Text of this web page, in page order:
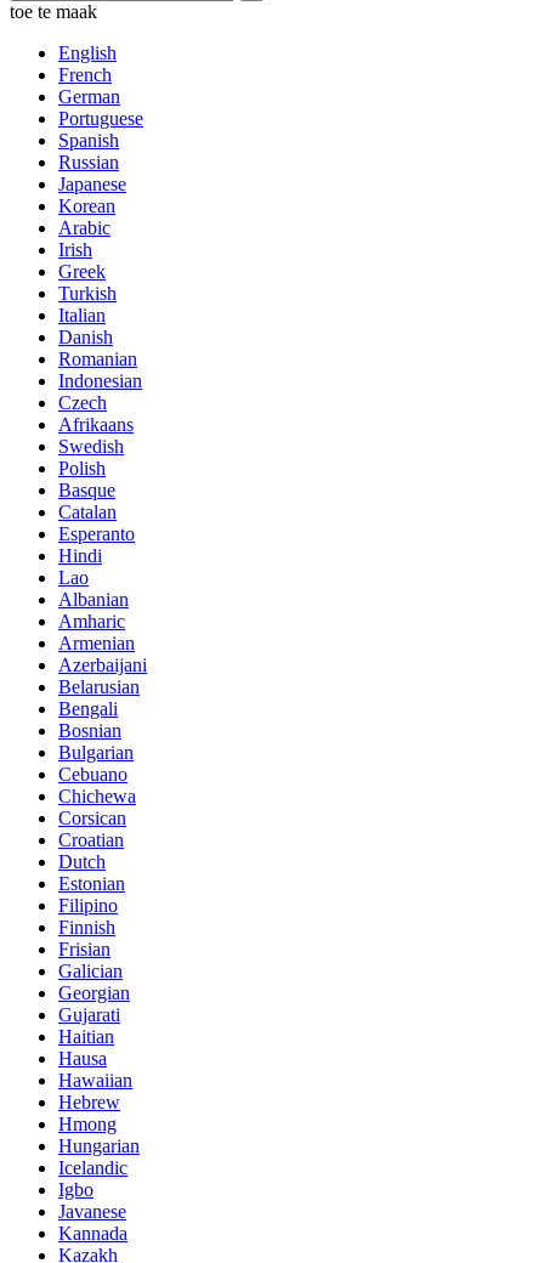
toe te maak
English
French
German
Portuguese
Spanish
Russian
Japanese
Korean
Arabic
Irish
Greek
Turkish
Italian
Danish
Romanian
Indonesian
Czech
Afrikaans
Swedish
Polish
Basque
Catalan
Esperanto
Hindi
Lao
Albanian
Amharic
Armenian
Azerbaijani
Belarusian
Bengali
Bosnian
Bulgarian
Cebuano
Chichewa
Corsican
Croatian
Dutch
Estonian
Filipino
Finnish
Frisian
Galician
Georgian
Gujarati
Haitian
Hausa
Hawaiian
Hebrew
Hmong
Hungarian
Icelandic
Igbo
Javanese
Kannada
Kazakh